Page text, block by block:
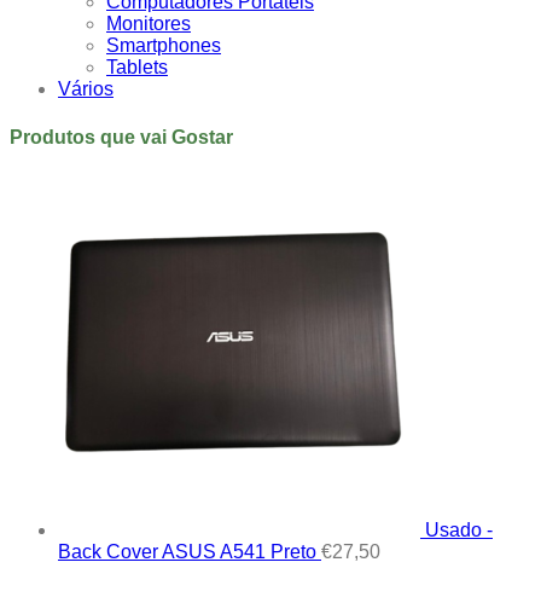
Monitores
Smartphones
Tablets
Vários
Produtos que vai Gostar
Usado -
Back Cover ASUS A541 Preto €27,50